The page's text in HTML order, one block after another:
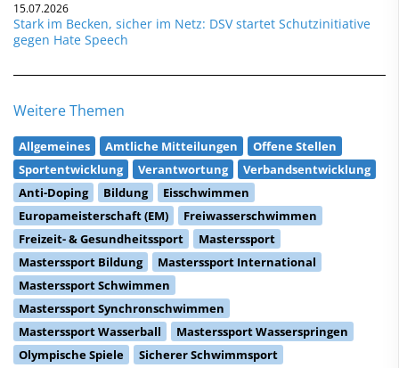
15.07.2026
Stark im Becken, sicher im Netz: DSV startet Schutzinitiative
gegen Hate Speech
Weitere Themen
Allgemeines Amtliche Mitteilungen
Offene Stellen
Sportentwicklung
Verantwortung
Verbandsentwicklung
Anti-Doping
Bildung
Eisschwimmen
Europameisterschaft (EM)
Freiwasserschwimmen
Freizeit- & Gesundheitssport
Masterssport
Masterssport Bildung
Masterssport International
Masterssport Schwimmen
Masterssport Synchronschwimmen
Masterssport Wasserball
Masterssport Wasserspringen
Olympische Spiele
Sicherer Schwimmsport